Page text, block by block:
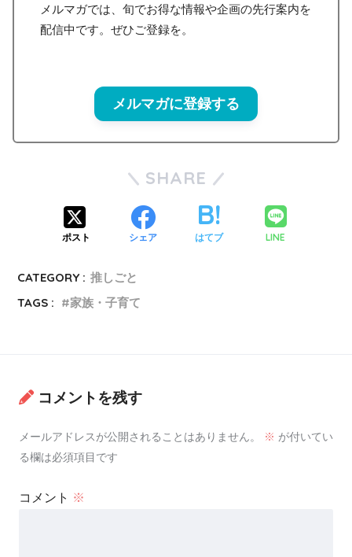
メルマガでは、旬でお得な情報や企画の先行案内を
配信中です。ぜひご登録を。
メルマガに登録する
SHARE
ポスト シェア はてブ LINE
CATEGORY : 推しごと
TAGS :
家族・子育て
コメントを残す
メールアドレスが公開されることはありません。 ※ が付いてい
る欄は必須項目です
コメント ※